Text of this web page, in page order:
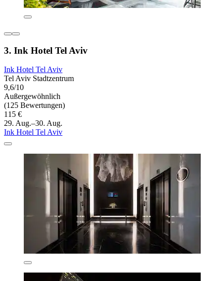
3. Ink Hotel Tel Aviv
Ink Hotel Tel Aviv
Tel Aviv Stadtzentrum
9,6/10
Außergewöhnlich
(125 Bewertungen)
115 €
29. Aug.–30. Aug.
Ink Hotel Tel Aviv